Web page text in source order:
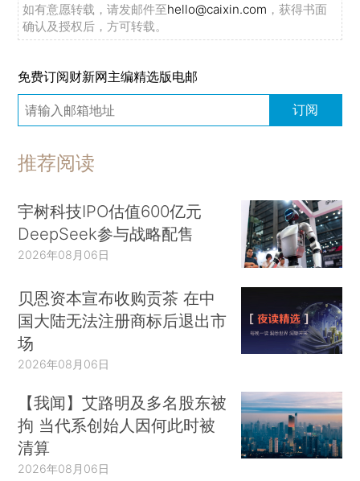
如有意愿转载，请发邮件至hello@caixin.com ，获得书面
确认及授权后，方可转载。
免费订阅财新网主编精选版电邮
订阅
推荐阅读
宇树科技IPO估值600亿元
DeepSeek参与战略配售
2026年08月06日
贝恩资本宣布收购贡茶 在中
国大陆无法注册商标后退出市
场
2026年08月06日
【我闻】艾路明及多名股东被
拘 当代系创始人因何此时被
清算
2026年08月06日